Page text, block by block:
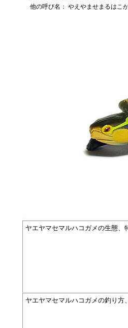
他の呼び名： やえやませまるはこ
ヤエヤマセマルハコガメの生態、
ヤエヤマセマルハコガメの釣り方